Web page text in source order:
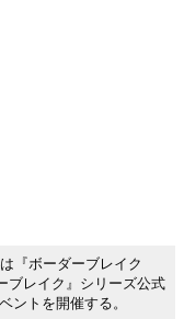
『ボーダーブレイク
ブレイク』シリーズ公式
ントを開催する。